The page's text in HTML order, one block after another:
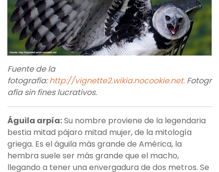
Fuente de la
fotografía:http://vignette2.wikia.nocookie.net. Fotogr
afía sin fines lucrativos.
Águila arpía:Su nombre proviene de la legendaria
bestia mitad pájaro mitad mujer, de la mitología
griega. Es el águila más grande de América, la
hembra suele ser más grande que el macho,
llegando a tener una envergadura de dos metros. Se